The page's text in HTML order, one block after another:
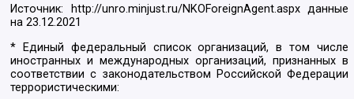
Источник: http://unro.minjust.ru/NKOForeignAgent.aspxданные
на23.12.2021
* Единый федеральный список организаций, в том числе
иностранных и международных организаций, признанных в
соответствии с законодательством Российской Федерации
террористическими: